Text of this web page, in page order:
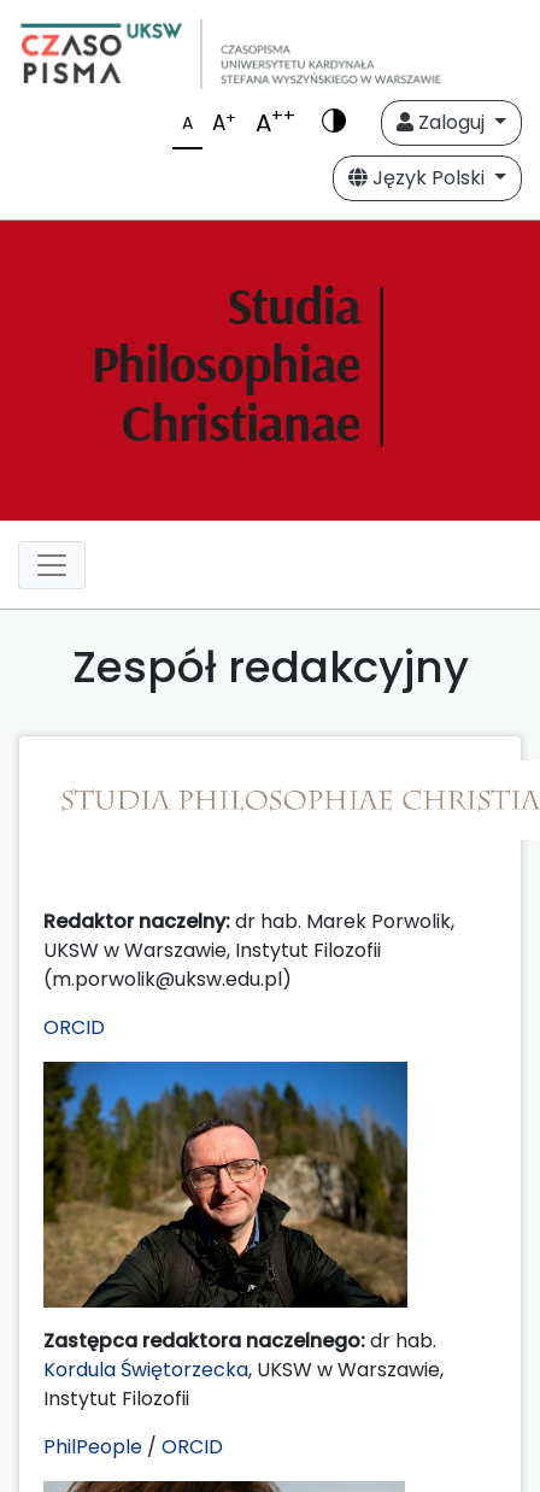
A A+ A++
Zaloguj
Język Polski
Zespół redakcyjny
Redaktor naczelny:dr hab. Marek Porwolik,
UKSW w Warszawie, Instytut Filozofii
(m.porwolik@uksw.edu.pl)
ORCID
Zastępca redaktora naczelnego:dr hab.
Kordula Świętorzecka, UKSW w Warszawie,
Instytut Filozofii
PhilPeople / ORCID